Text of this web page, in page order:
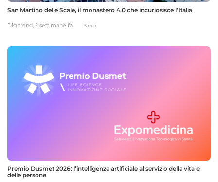
San Martino delle Scale, il monastero 4.0 che incuriosisce l’Italia
Digitrend, 2 settimane fa 5 min
Premio Dusmet 2026: l’intelligenza artificiale al servizio della vita e
delle persone